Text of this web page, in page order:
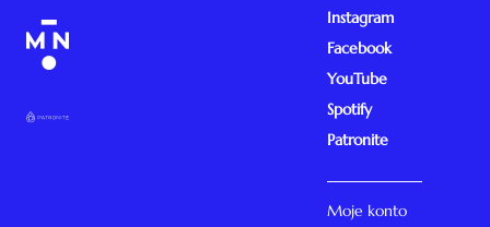
Moje konto
Instagram
Facebook
YouTube
Spotify
Patronite